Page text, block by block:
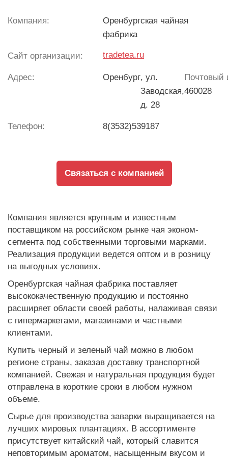
Компания:
Оренбургская чайная
фабрика
Сайт организации: tradetea.ru
Адрес: Оренбург, ул.
Заводская,
д. 28
Почтовый
460028
Телефон: 8(3532)539187
Связаться с компанией
Компания является крупным и известным
поставщиком на российском рынке чая эконом-
сегмента под собственными торговыми марками.
Реализация продукции ведется оптом и в розницу
на выгодных условиях.
Оренбургская чайная фабрика поставляет
высококачественную продукцию и постоянно
расширяет области своей работы, налаживая связи
с гипермаркетами, магазинами и частными
клиентами.
Купить черный и зеленый чай можно в любом
регионе страны, заказав доставку транспортной
компанией. Свежая и натуральная продукция будет
отправлена в короткие сроки в любом нужном
объеме.
Сырье для производства заварки выращивается на
лучших мировых плантациях. В ассортименте
присутствует китайский чай, который славится
неповторимым ароматом, насыщенным вкусом и